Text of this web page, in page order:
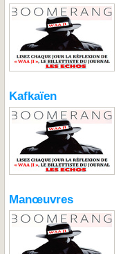
Kafkaïen
Manœuvres